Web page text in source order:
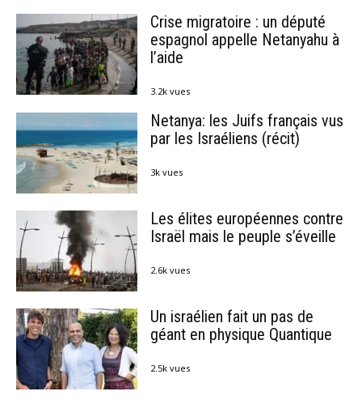
Crise migratoire : un député
espagnol appelle Netanyahu à
l’aide
3.2k vues
Netanya: les Juifs français vus
par les Israéliens (récit)
3k vues
Les élites européennes contre
Israël mais le peuple s’éveille
2.6k vues
Un israélien fait un pas de
géant en physique Quantique
2.5k vues